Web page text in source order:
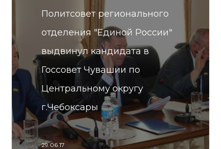
Политсовет регионального
отделения "Единой России"
выдвинул кандидата в
Госсовет Чувашии по
Центральному округу
г.Чебоксары
29.06.17